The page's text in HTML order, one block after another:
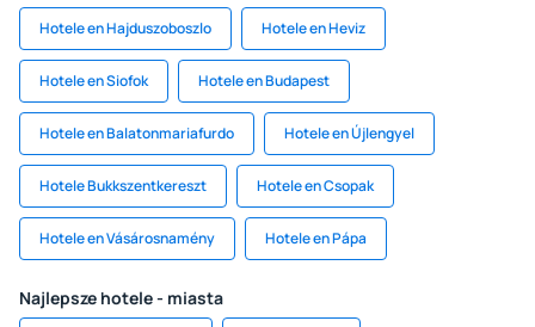
Hotele en Hajduszoboszlo Hotele en Heviz
Hotele en Siofok Hotele en Budapest
Hotele en Balatonmariafurdo Hotele en Újlengyel
Hotele Bukkszentkereszt Hotele en Csopak
Hotele en Vásárosnamény Hotele en Pápa
Najlepsze hotele - miasta